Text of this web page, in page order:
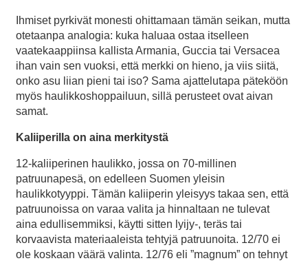
Ihmiset pyrkivät monesti ohittamaan tämän seikan, mutta
otetaanpa analogia: kuka haluaa ostaa itselleen
vaatekaappiinsa kallista Armania, Guccia tai Versacea
ihan vain sen vuoksi, että merkki on hieno, ja viis siitä,
onko asu liian pieni tai iso? Sama ajattelutapa päteköön
myös haulikkoshoppailuun, sillä perusteet ovat aivan
samat.
Kaliiperilla on aina merkitystä
12-kaliiperinen haulikko, jossa on 70-millinen
patruunapesä, on edelleen Suomen yleisin
haulikkotyyppi. Tämän kaliiperin yleisyys takaa sen, että
patruunoissa on varaa valita ja hinnaltaan ne tulevat
aina edullisemmiksi, käytti sitten lyijy-, teräs tai
korvaavista materiaaleista tehtyjä patruunoita. 12/70 ei
ole koskaan väärä valinta. 12/76 eli ”magnum” on tehnyt